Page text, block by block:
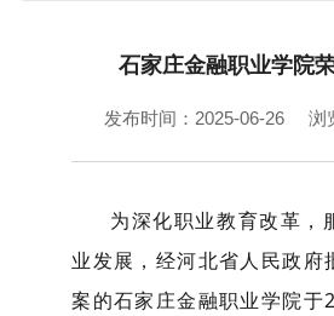
石家庄金融职业学院
发布时间：2025-06-26 浏
为深化职业教育改革，
业发展，经河北省人民政府
案的石家庄金融职业学院于